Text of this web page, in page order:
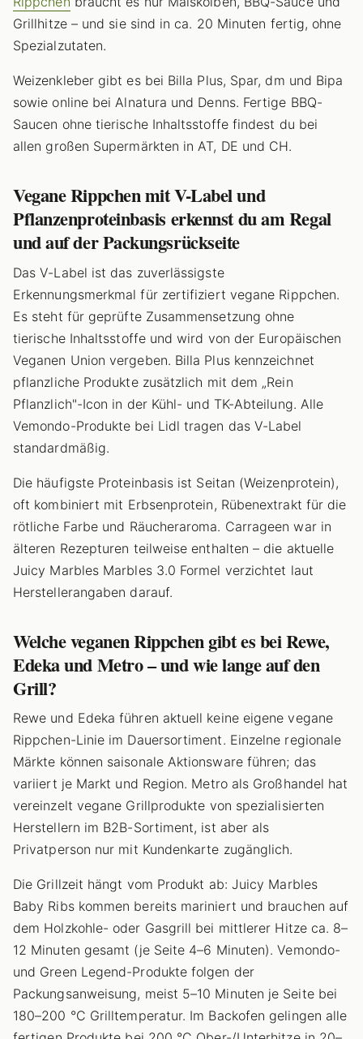
Grillhitze – und sie sind in ca. 20 Minuten fertig, ohne
Spezialzutaten.
Weizenkleber gibt es bei Billa Plus, Spar, dm und Bipa
sowie online bei Alnatura und Denns. Fertige BBQ-
Saucen ohne tierische Inhaltsstoffe findest du bei
allen großen Supermärkten in AT, DE und CH.
Vegane Rippchen mit V-Label und
Pflanzenproteinbasis erkennst du am Regal
und auf der Packungsrückseite
Das V-Label ist das zuverlässigste
Erkennungsmerkmal für zertifiziert vegane Rippchen.
Es steht für geprüfte Zusammensetzung ohne
tierische Inhaltsstoffe und wird von der Europäischen
Veganen Union vergeben. Billa Plus kennzeichnet
pflanzliche Produkte zusätzlich mit dem „Rein
Pflanzlich"-Icon in der Kühl- und TK-Abteilung. Alle
Vemondo-Produkte bei Lidl tragen das V-Label
standardmäßig.
Die häufigste Proteinbasis ist Seitan (Weizenprotein),
oft kombiniert mit Erbsenprotein, Rübenextrakt für die
rötliche Farbe und Räucheraroma. Carrageen war in
älteren Rezepturen teilweise enthalten – die aktuelle
Juicy Marbles Marbles 3.0 Formel verzichtet laut
Herstellerangaben darauf.
Welche veganen Rippchen gibt es bei Rewe,
Edeka und Metro – und wie lange auf den
Grill?
Rewe und Edeka führen aktuell keine eigene vegane
Rippchen-Linie im Dauersortiment. Einzelne regionale
Märkte können saisonale Aktionsware führen; das
variiert je Markt und Region. Metro als Großhandel hat
vereinzelt vegane Grillprodukte von spezialisierten
Herstellern im B2B-Sortiment, ist aber als
Privatperson nur mit Kundenkarte zugänglich.
Die Grillzeit hängt vom Produkt ab: Juicy Marbles
Baby Ribs kommen bereits mariniert und brauchen auf
dem Holzkohle- oder Gasgrill bei mittlerer Hitze ca. 8–
12 Minuten gesamt (je Seite 4–6 Minuten). Vemondo-
und Green Legend-Produkte folgen der
Packungsanweisung, meist 5–10 Minuten je Seite bei
180–200 °C Grilltemperatur. Im Backofen gelingen alle